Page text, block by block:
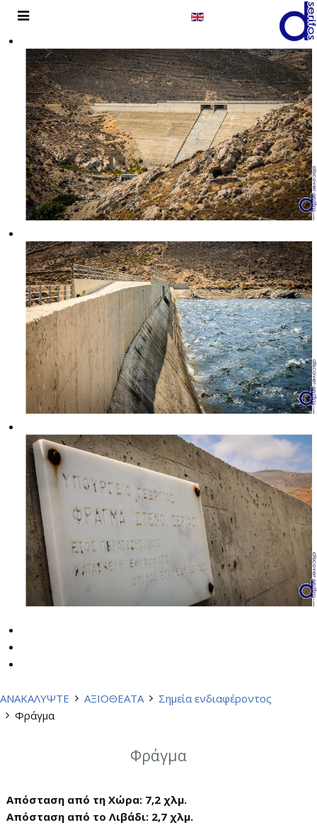
ΑΝΑΚΑΛΥΨΤΕ ΑΞΙΟΘΕΑΤΑ
Σημεία ενδιαφέροντος
Φράγμα
Φράγμα
Απόσταση από τη Χώρα: 7,2 χλμ.
Απόσταση από το Λιβάδι: 2,7 χλμ.